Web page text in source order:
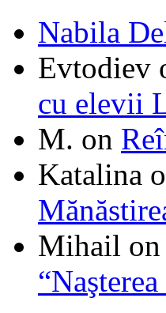
Nabila
Evtodiev
cu elevii
M. on
Katalina
Mihail on